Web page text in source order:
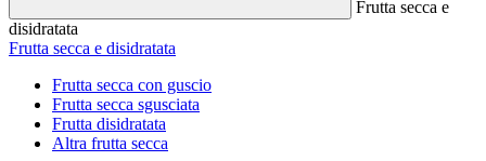
Frutta secca e
disidratata
Frutta secca e disidratata
Frutta secca con guscio
Frutta secca sgusciata
Frutta disidratata
Altra frutta secca